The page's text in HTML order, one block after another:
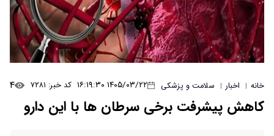
خانه | اخبار | سلامت و پزشکی ۱۴۰۵/۰۳/۲۲ ۱۶:۱۹:۳۰ کد خبر: ۷۲۸۱ ۴
کاهش پیشرفت برخی سرطان ها با این دارو